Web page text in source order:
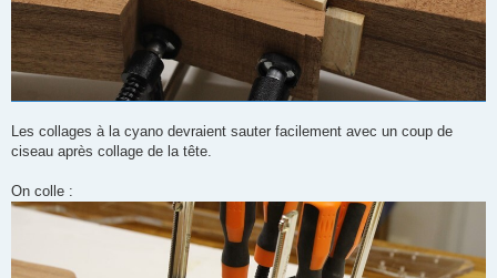
Les collages à la cyano devraient sauter facilement avec un coup de
ciseau après collage de la tête.
On colle :